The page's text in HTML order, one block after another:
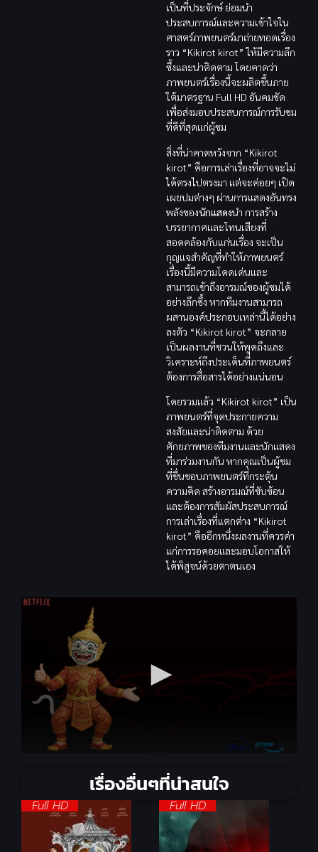
เป็นที่ประจักษ์ ย่อมนำ
ประสบการณ์และความเข้าใจใน
ศาสตร์ภาพยนตร์มาถ่ายทอดเรื่อง
ราว “Kikirot kirot” ให้มีความลึก
ซึ้งและน่าติดตาม โดยคาดว่า
ภาพยนตร์เรื่องนี้จะผลิตขึ้นภาย
ใต้มาตรฐาน Full HD อันคมชัด
เพื่อส่งมอบประสบการณ์การรับชม
ที่ดีที่สุดแก่ผู้ชม
สิ่งที่น่าคาดหวังจาก “Kikirot
kirot” คือการเล่าเรื่องที่อาจจะไม่
ได้ตรงไปตรงมา แต่จะค่อยๆ เปิด
เผยปมต่างๆ ผ่านการแสดงอันทรง
พลังของนักแสดงนำ การสร้าง
บรรยากาศและโทนเสียงที่
สอดคล้องกับแก่นเรื่อง จะเป็น
กุญแจสำคัญที่ทำให้ภาพยนตร์
เรื่องนี้มีความโดดเด่นและ
สามารถเข้าถึงอารมณ์ของผู้ชมได้
อย่างลึกซึ้ง หากทีมงานสามารถ
ผสานองค์ประกอบเหล่านี้ได้อย่าง
ลงตัว “Kikirot kirot” จะกลาย
เป็นผลงานที่ชวนให้พูดถึงและ
วิเคราะห์ถึงประเด็นที่ภาพยนตร์
ต้องการสื่อสารได้อย่างแน่นอน
โดยรวมแล้ว “Kikirot kirot” เป็น
ภาพยนตร์ที่จุดประกายความ
สงสัยและน่าติดตาม ด้วย
ศักยภาพของทีมงานและนักแสดง
ที่มาร่วมงานกัน หากคุณเป็นผู้ชม
ที่ชื่นชอบภาพยนตร์ที่กระตุ้น
ความคิด สร้างอารมณ์ที่ซับซ้อน
และต้องการสัมผัสประสบการณ์
การเล่าเรื่องที่แตกต่าง “Kikirot
kirot” คืออีกหนึ่งผลงานที่ควรค่า
แก่การรอคอยและมอบโอกาสให้
ได้พิสูจน์ด้วยตาตนเอง
เรื่องอื่นๆที่น่าสนใจ
Full HD Full HD